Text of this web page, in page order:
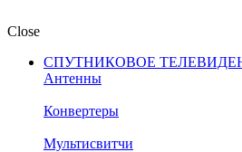
Close
СПУТНИКОВОЕ
Антенны
Конвертеры
Мультисвитчи